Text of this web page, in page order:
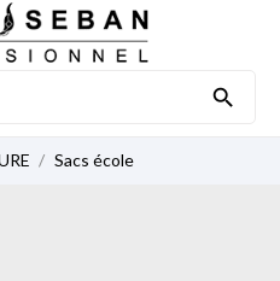

Sacs école